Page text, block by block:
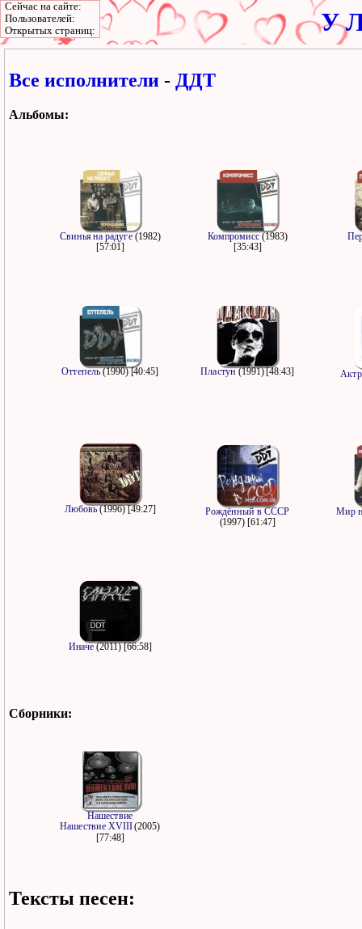
У
Все исполнители - ДДТ
Альбомы:
Свинья на радуге(1982)
[57:01]
Компромисс(1983)
[35:43]
Оттепель(1990) [40:45] Пластун(1991) [48:43]
Любовь(1996) [49:27]
Рождённый в СССР
(1997) [61:47]
Мир
Иначе(2011) [66:58]
Сборники:
Нашествие
Нашествие XVIII(2005)
[77:48]
Тексты песен:
Сейчас на сайте:
Пользователей:
Открытых страниц: